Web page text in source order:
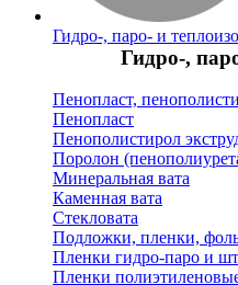
Гидро-, паро- и
Гидро-,
Пенопласт,
Пенопласт
Пенополистирол
Поролон
Минеральная вата
Каменная вата
Стекловата
Подложки, пленки,
Пленки гидро-паро и
Пленки